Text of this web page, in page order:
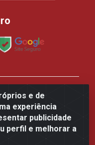
e de
experiência
publicidade
perfil e melhorar a
Distribuidora de
Beija-flor Vermelho,
69.041-050 - CNPJ
61